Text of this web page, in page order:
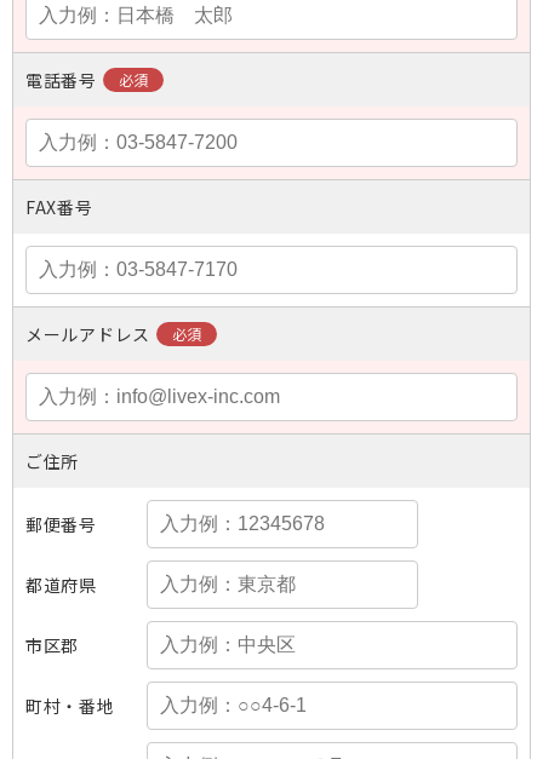
電話番号
FAX番号
メールアドレス
ご住所
郵便番号
都道府県
市区郡
町村・番地